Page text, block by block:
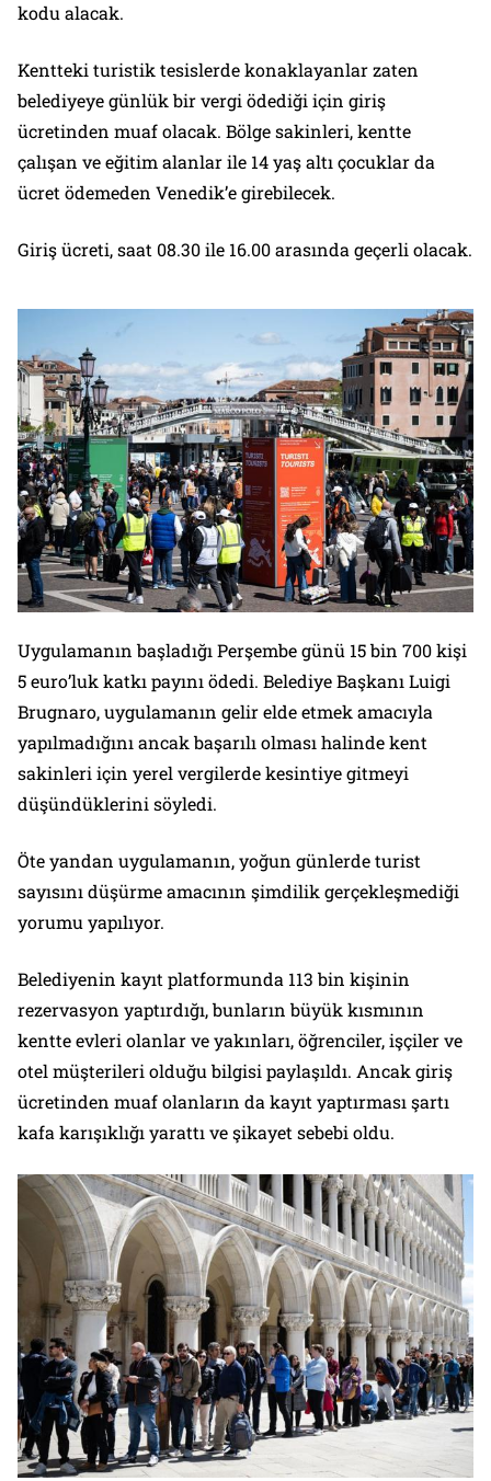
kodu alacak.
Kentteki turistik tesislerde konaklayanlar zaten
belediyeye günlük bir vergi ödediği için giriş
ücretinden muaf olacak. Bölge sakinleri, kentte
çalışan ve eğitim alanlar ile 14 yaş altı çocuklar da
ücret ödemeden Venedik’e girebilecek.
Giriş ücreti, saat 08.30 ile 16.00 arasında geçerli olacak.
Uygulamanın başladığı Perşembe günü 15 bin 700 kişi
5 euro’luk katkı payını ödedi. Belediye Başkanı Luigi
Brugnaro, uygulamanın gelir elde etmek amacıyla
yapılmadığını ancak başarılı olması halinde kent
sakinleri için yerel vergilerde kesintiye gitmeyi
düşündüklerini söyledi.
Öte yandan uygulamanın, yoğun günlerde turist
sayısını düşürme amacının şimdilik gerçekleşmediği
yorumu yapılıyor.
Belediyenin kayıt platformunda 113 bin kişinin
rezervasyon yaptırdığı, bunların büyük kısmının
kentte evleri olanlar ve yakınları, öğrenciler, işçiler ve
otel müşterileri olduğu bilgisi paylaşıldı. Ancak giriş
ücretinden muaf olanların da kayıt yaptırması şartı
kafa karışıklığı yarattı ve şikayet sebebi oldu.